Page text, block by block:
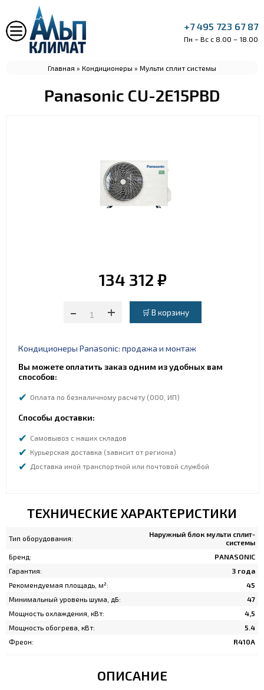
+7 495 723 67 87
Пн – Вс с 8.00 – 18.00
Главная » Кондиционеры » Мульти сплит системы
Panasonic CU-2E15PBD
134 312 ₽
-
+
Кондиционеры Panasonic: продажа и монтаж
Вы можете оплатить заказ одним из удобных вам
способов:
Оплата по безналичному расчету (ООО, ИП)
Способы доставки:
Самовывоз с наших складов
Курьерская доставка (зависит от региона)
Доставка иной транспортной или почтовой службой
ТЕХНИЧЕСКИЕ ХАРАКТЕРИСТИКИ
Тип оборудования:
Наружный блок мульти сплит-
системы
Бренд:
PANASONIC
Гарантия:
3 года
Рекомендуемая площадь, м²:
45
Минимальный уровень шума, дБ:
47
Мощность охлаждения, кВт:
4,5
Мощность обогрева, кВт:
5.4
Фреон:
R410A
ОПИСАНИЕ